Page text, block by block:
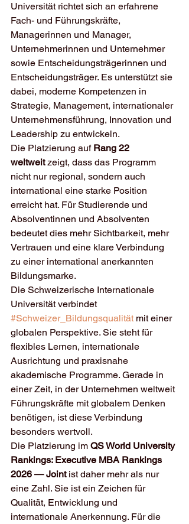
Universität richtet sich an erfahrene
Fach- und Führungskräfte,
Managerinnen und Manager,
Unternehmerinnen und Unternehmer
sowie Entscheidungsträgerinnen und
Entscheidungsträger. Es unterstützt sie
dabei, moderne Kompetenzen in
Strategie, Management, internationaler
Unternehmensführung, Innovation und
Leadership zu entwickeln.
Die Platzierung auf Rang 22
weltweit zeigt, dass das Programm
nicht nur regional, sondern auch
international eine starke Position
erreicht hat. Für Studierende und
Absolventinnen und Absolventen
bedeutet dies mehr Sichtbarkeit, mehr
Vertrauen und eine klare Verbindung
zu einer international anerkannten
Bildungsmarke.
Die Schweizerische Internationale
Universität verbindet
#Schweizer_Bildungsqualität mit einer
globalen Perspektive. Sie steht für
flexibles Lernen, internationale
Ausrichtung und praxisnahe
akademische Programme. Gerade in
einer Zeit, in der Unternehmen weltweit
Führungskräfte mit globalem Denken
benötigen, ist diese Verbindung
besonders wertvoll.
Die Platzierung im QS World University
Rankings: Executive MBA Rankings
2026 — Joint ist daher mehr als nur
eine Zahl. Sie ist ein Zeichen für
Qualität, Entwicklung und
internationale Anerkennung. Für die